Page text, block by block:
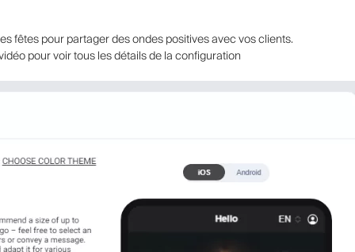
fêtes pour partager des ondes positives avec vos clients.
pour voir tous les détails de la configuration